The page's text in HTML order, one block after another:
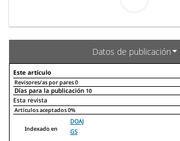
Datos de publicación
Este artículo
Revisores/as por pares0
Días para la publicación 10
Declaraciones de autoría
Esta revista
Artículos aceptados0%
Indexado en
DOAJ
GS